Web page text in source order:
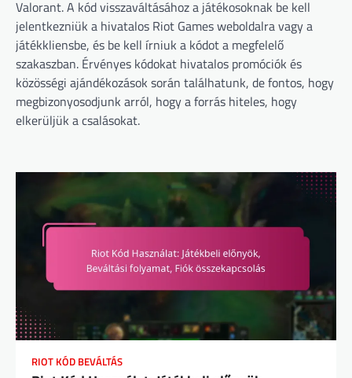
Valorant. A kód visszaváltásához a játékosoknak be kell
jelentkezniük a hivatalos Riot Games weboldalra vagy a
játékkliensbe, és be kell írniuk a kódot a megfelelő
szakaszban. Érvényes kódokat hivatalos promóciók és
közösségi ajándékozások során találhatunk, de fontos, hogy
megbizonyosodjunk arról, hogy a forrás hiteles, hogy
elkerüljük a csalásokat.
RIOT KÓD BEVÁLTÁS